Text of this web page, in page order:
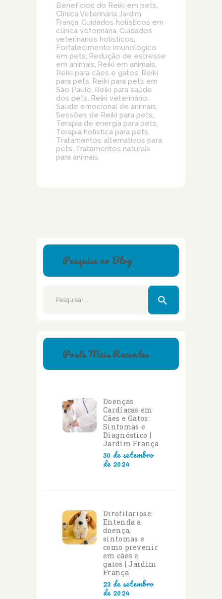
Benefícios do Reiki em pets
Clínica Veterinária Jardim
França Cuidados holísticos em
clínica veterinária Cuidados
veterinários holísticos
Fortalecimento imunológico
em pets Redução de estresse
em animais Reiki em animais
Reiki para cães e gatos Reiki
para pets Reiki para pets em
São Paulo Reiki para saúde
dos pets Reiki veterinário
Saúde emocional de animais
Sessões de Reiki para pets
Terapia de energia para pets
Terapia holística para pets
Tratamentos alternativos para
pets Tratamentos naturais
para animais.
Pesquise no Blog
Posts Mais Recentes
Doenças
Cardíacas em
Cães e Gatos:
Sintomas e
Diagnóstico |
Jardim França
30 de setembro
de 2024
Dirofilariose:
Entenda a
doença,
sintomas e
como prevenir
em cães e
gatos | Jardim
França
23 de setembro
de 2024